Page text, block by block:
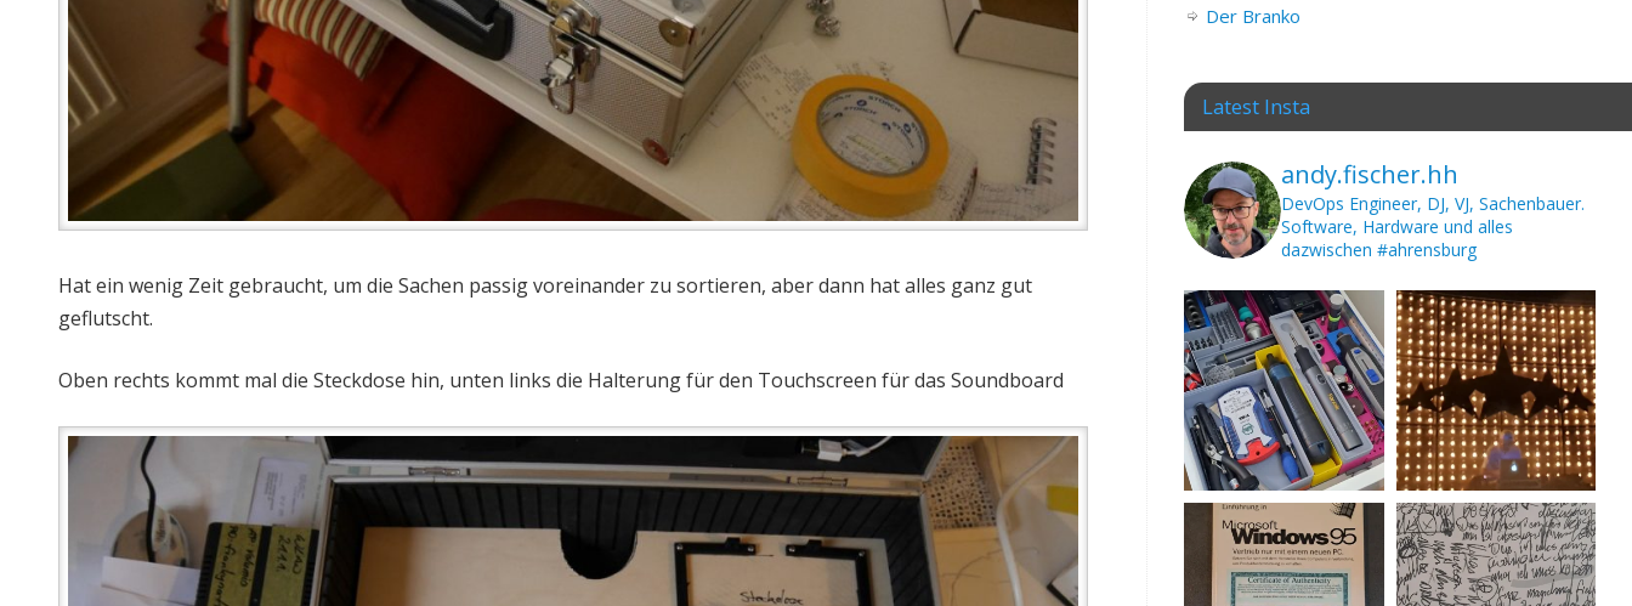
Hat ein wenig Zeit gebraucht, um die Sachen passig voreinander zu sortieren, aber dann hat alles ganz gut
geflutscht.
Oben rechts kommt mal die Steckdose hin, unten links die Halterung für den Touchscreen für das Soundboard
Der Branko
Latest Insta
andy.fischer.hh
DevOps Engineer, DJ, VJ, Sachenbauer.
Software, Hardware und alles
dazwischen #ahrensburg